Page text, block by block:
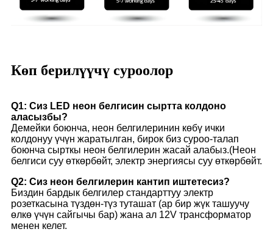
Көп берилүүчү суроолор
Q1: Сиз LED неон белгисин сыртта колдоно
аласызбы?
Демейки боюнча, неон белгилеринин көбү ички
колдонуу үчүн жаратылган, бирок биз суроо-талап
боюнча сырткы неон белгилерин жасай алабыз.(Неон
белгиси суу өткөрбөйт, электр энергиясы суу өткөрбөйт.
Q2: Сиз неон белгилерин кантип иштетесиз?
Биздин бардык белгилер стандарттуу электр
розеткасына түздөн-түз туташат (ар бир жүк ташуучу
өлкө үчүн сайгычы бар) жана ал 12V трансформатор
менен келет.